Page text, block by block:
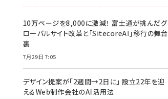
10万ページを8,000に激減！ 富士通が挑んだグ
ローバルサイト改革と「SitecoreAI」移行の舞台
裏
7月29日 7:05
デザイン提案が「2週間→2日に」 設立22年を迎
えるWeb制作会社のAI活用法